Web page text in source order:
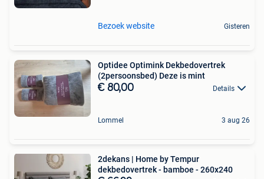
Bezoek website Gisteren
Optidee Optimink Dekbedovertrek
(2persoonsbed) Deze is mint
€ 80,00 Details
Lommel 3 aug 26
2dekans | Home by Tempur
dekbedovertrek - bamboe - 260x240